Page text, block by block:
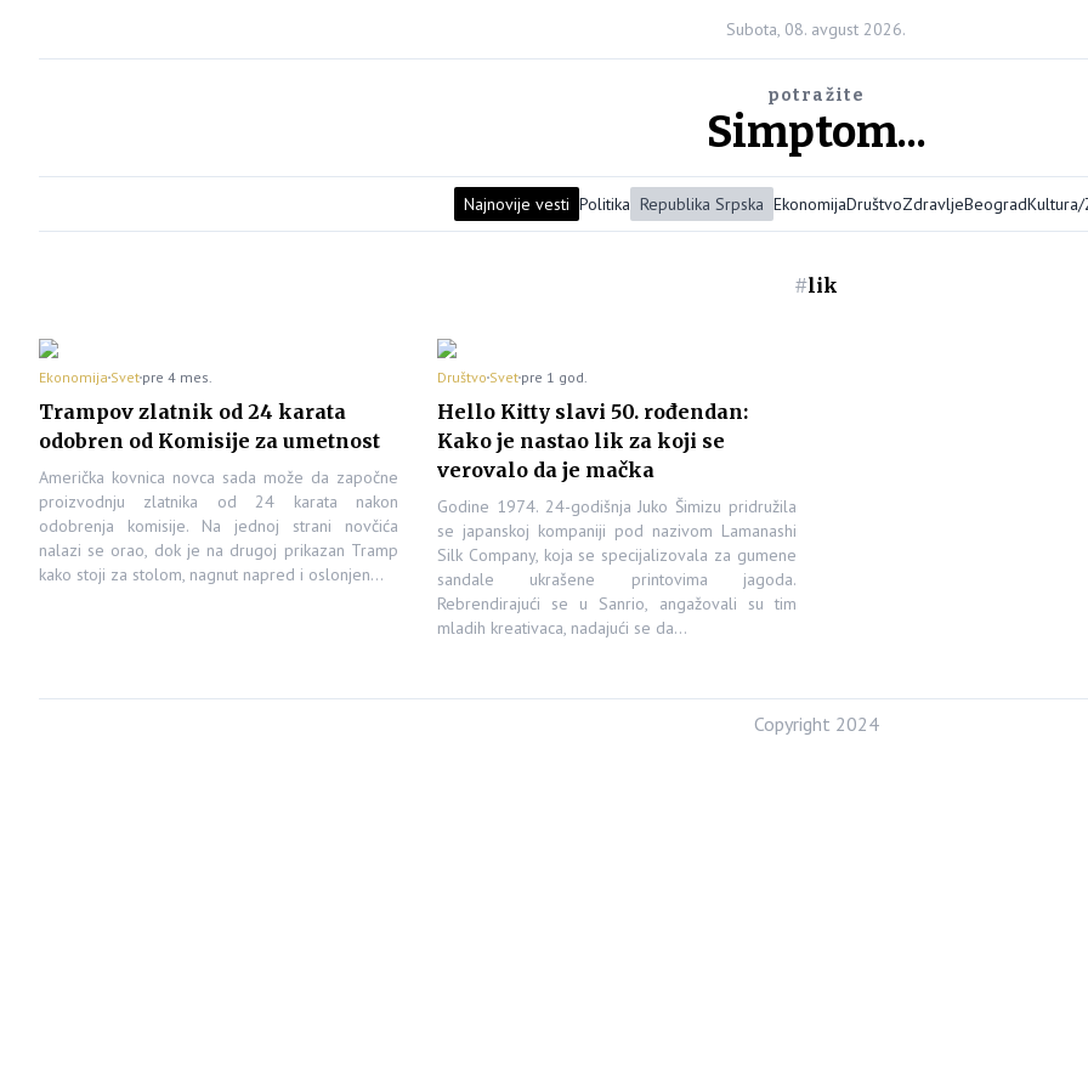
Subota, 08. avgust 2026.
potražite
Simptom...
Najnovije vesti Politika Republika Srpska EkonomijaDruštvoZdravljeBeogradKultura/
#lik
Ekonomija Svet pre 4 mes.
Trampov zlatnik od 24 karata
odobren od Komisije za umetnost
Američka kovnica novca sada može da započne
proizvodnju zlatnika od 24 karata nakon
odobrenja komisije. Na jednoj strani novčića
nalazi se orao, dok je na drugoj prikazan Tramp
kako stoji za stolom, nagnut napred i oslonjen…
DruštvoSvetpre 1 god.
Hello Kitty slavi 50. rođendan:
Kako je nastao lik za koji se
verovalo da je mačka
Godine 1974. 24-godišnja Juko Šimizu pridružila
se japanskoj kompaniji pod nazivom Lamanashi
Silk Company, koja se specijalizovala za gumene
sandale ukrašene printovima jagoda.
Rebrendirajući se u Sanrio, angažovali su tim
mladih kreativaca, nadajući se da…
Copyright 2024